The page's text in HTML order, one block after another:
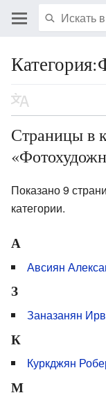
Страницы в
Показано 9
категории.
А
Авсиян
З
Заназанян
К
Куркджян
М